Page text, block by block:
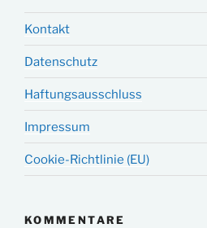
Kontakt
Datenschutz
Haftungsausschluss
Impressum
Cookie-Richtlinie (EU)
KOMMENTARE